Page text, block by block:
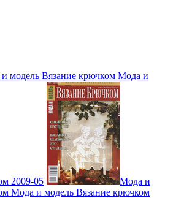
модель Вязание крючком Мода и
2009-05
Мода и
Мода и модель Вязание крючком